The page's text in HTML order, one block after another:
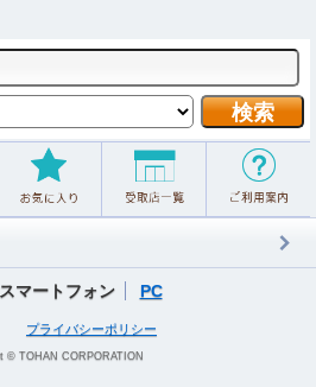
スマートフォン PC
プライバシーポリシー
© TOHAN CORPORATION